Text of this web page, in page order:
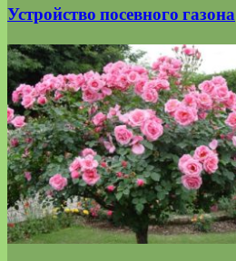
Устройство посевного газона